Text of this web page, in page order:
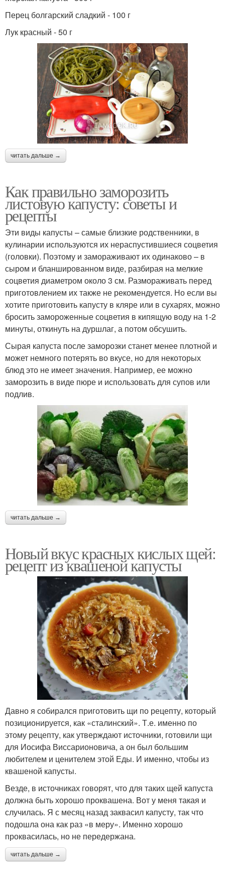
Перец болгарский сладкий - 100 г
Лук красный - 50 г
читать дальше →
Как правильно заморозить
листовую капусту: советы и
рецепты
Эти виды капусты – самые близкие родственники, в
кулинарии используются их нераспустившиеся соцветия
(головки). Поэтому и замораживают их одинаково – в
сыром и бланшированном виде, разбирая на мелкие
соцветия диаметром около 3 см. Размораживать перед
приготовлением их также не рекомендуется. Но если вы
хотите приготовить капусту в кляре или в сухарях, можно
бросить замороженные соцветия в кипящую воду на 1-2
минуты, откинуть на дуршлаг, а потом обсушить.
Сырая капуста после заморозки станет менее плотной и
может немного потерять во вкусе, но для некоторых
блюд это не имеет значения. Например, ее можно
заморозить в виде пюре и использовать для супов или
подлив.
читать дальше →
Новый вкус красных кислых щей:
рецепт из квашеной капусты
Давно я собирался приготовить щи по рецепту, который
позиционируется, как «сталинский». Т.е. именно по
этому рецепту, как утверждают источники, готовили щи
для Иосифа Виссарионовича, а он был большим
любителем и ценителем этой Еды. И именно, чтобы из
квашеной капусты.
Везде, в источниках говорят, что для таких щей капуста
должна быть хорошо проквашена. Вот у меня такая и
случилась. Я с месяц назад заквасил капусту, так что
подошла она как раз «в меру». Именно хорошо
проквасилась, но не передержана.
читать дальше →